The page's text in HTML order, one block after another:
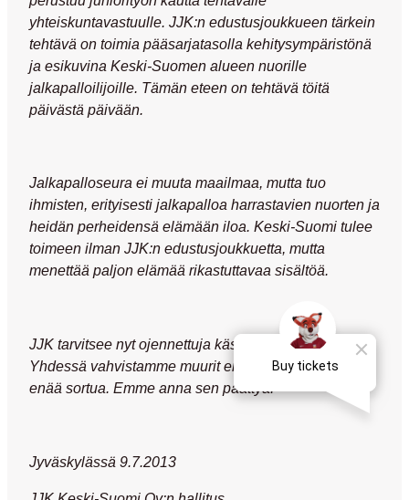
yhteiskuntavastuulle . JJK:n edustusjoukkueen tärkein
tehtävä on toimia pääsarjatasolla kehitysympäristönä
ja esikuvina Keski-Suomen alueen nuorille
jalkapalloilijoille. Tämän eteen on tehtävä töitä
päivästä päivään.
Jalkapalloseura ei muuta maailmaa, mutta tuo
ihmisten, erityisesti jalkapalloa harrastavien nuorten ja
heidän perheidensä elämään iloa. Keski-Suomi tulee
toimeen ilman JJK:n edustusjoukkuetta, mutta
menettää paljon elämää rikastuttavaa sisältöä.
JJK tarvitsee nytojennettuja käsiä
joihin tarttua.
Yhdessä vahvistamme muurit emmekä anna niiden
enää sortua. Emme anna sen päättyä!
Jyväskylässä 9.7.2013